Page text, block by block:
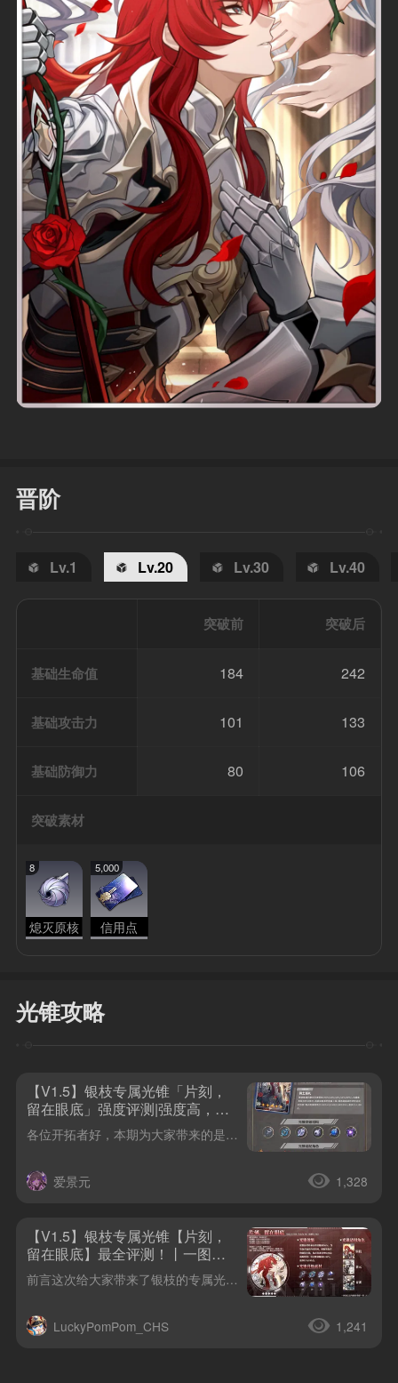
晋阶
Lv.1 Lv.20 Lv.30 Lv.40
突破前 突破后
基础生命值 184 242
基础攻击力 101 133
基础防御力 80 106
突破素材
8
熄灭原核
5,000
信用点
光锥攻略
【V1.5】银枝专属光锥「片刻，
留在眼底」强度评测|强度高，泛
用性也不错哦~
各位开拓者好，本期为大家带来的是银枝的专属光锥「片刻，留在眼底」的强度评价~光锥分析基础属性依旧遵循智识光锥特色的中生命值、高攻击力、低防御力特点。常驻36%暴伤提升，数值在五星光锥中是最高档（如：此身为剑20%暴伤提升）。额外效果：当装备者释放终结技时，根据装备者的能量上限，最多提高装备者终结技64.8%的伤害。这个数值给得相当高，简单粗暴的直接增伤，与高能量消耗的智识属性角色十分契合。对银枝的
爱景元 1,328
【V1.5】银枝专属光锥【片刻，
留在眼底】最全评测！丨一图流
丨以纯美之名，感受来自纯美骑
士的浪漫吧！
前言这次给大家带来了银枝的专属光锥【片刻，留在眼底】的机制介绍、适配角色分析和陪跑光锥的攻略，希望开拓者们能对【片刻，留在眼底】有更多的了解！也方便大家更好的规划资源~（以下所有光锥数据均来自叠影一阶）✦文章导览✦【适配角色分析】：银枝适配度最高。【同类光锥分析】：首选【片刻，留在眼底】，备选【今日亦是和平的一日】。【陪跑光锥简析】：【在蓝天下（毁灭）】★★★★、【一场术后对话（丰饶）】★★★★、
LuckyPomPom_CHS 1,241